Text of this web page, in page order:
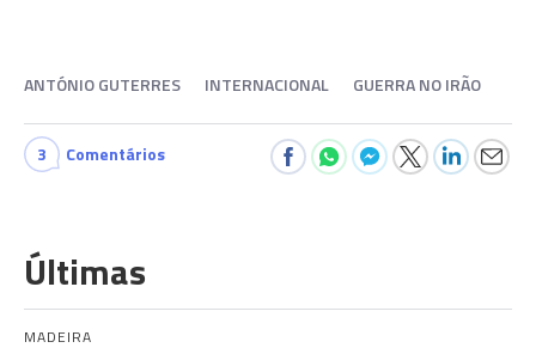
ANTÓNIO GUTERRES INTERNACIONAL GUERRA NO IRÃO
3 Comentários
Últimas
MADEIRA